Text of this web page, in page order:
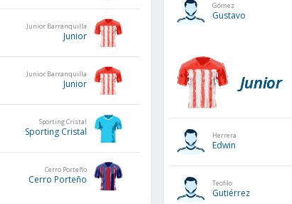
Junior Barranquilla
Junior
Junior Barranquilla
Junior
Sporting Cristal
Sporting Cristal
Cerro Porteño
Cerro Porteño
Gómez
Gustavo
Junior
Herrera
Edwin
Teofilo
Gutiérrez